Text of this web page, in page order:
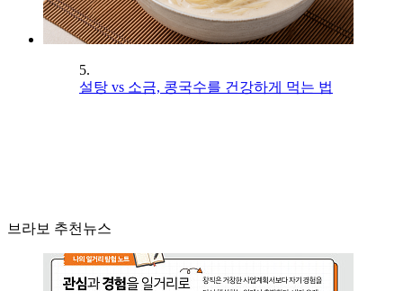
5.
설탕 vs 소금, 콩국수를 건강하게 먹는 법
브라보 추천뉴스